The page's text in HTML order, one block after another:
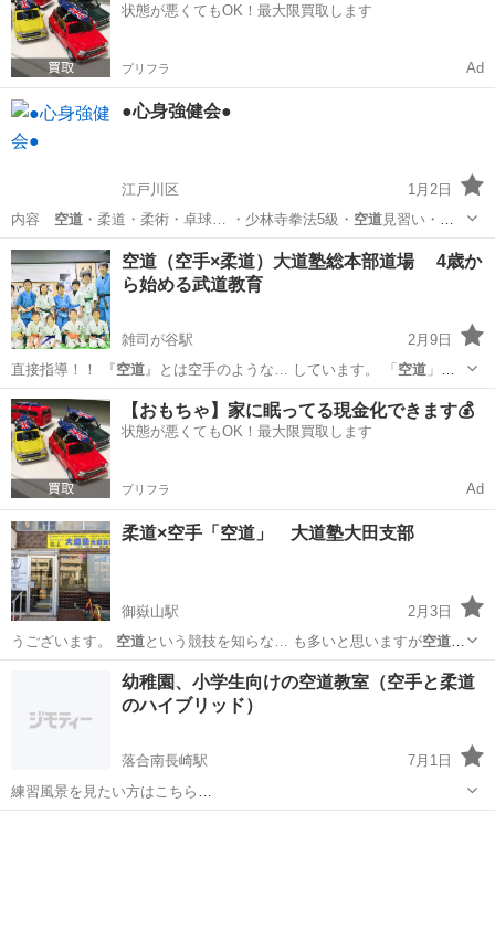
状態が悪くてもOK！最大限買取します
プリフラ Ad
●心身強健会●
江戸川区
1月2日
内容 空道・柔道・柔術・卓球… ・少林寺拳法5級・ 空道見習い・柔
術見習い… 町＃神保町＃新宿＃空道＃柔道＃柔術＃少林…
東京 江戸川区 スポーツ 少林寺拳法
空道（空手×柔道）大道塾総本部道場 4歳か
ら始める武道教育
雑司が谷駅
2月9日
直接指導！！ 『空道』とは空手のような… しています。 「 空道」は
競技としても護… 川県警採用試験に「空道」が加点対象種目に… てい
ます！空道は運動のパフォーマ…
東京 豊島区 雑司が谷駅 空手/他格闘技 空道
【おもちゃ】家に眠ってる現金化できます💰
状態が悪くてもOK！最大限買取します
プリフラ Ad
柔道×空手「空道」 大道塾大田支部
御嶽山駅
2月3日
うございます。 空道という競技を知らな… も多いと思いますが空道は
本当に面白い競技… ​ <空道 って？> ​ <空道とか大道塾って聞い… とな
や大道塾という名前… 多いと思いま...
御嶽山駅 スポーツ 空道
幼稚園、小学生向けの空道教室（空手と柔道
のハイブリッド）
落合南長崎駅
7月1日
練習風景を見たい方はこちら
https://www.instagram.com/daidojuku.shinjukunishi?